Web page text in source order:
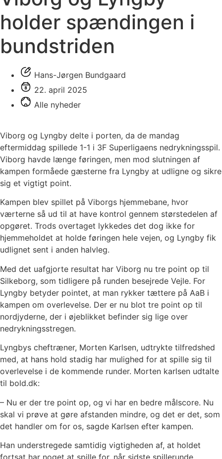
holder spændingen i
bundstriden
Hans-Jørgen Bundgaard
22. april 2025
Alle nyheder
Viborg og Lyngby delte i porten, da de mandag
eftermiddag spillede 1-1 i 3F Superligaens nedrykningsspil.
Viborg havde længe føringen, men mod slutningen af
kampen formåede gæsterne fra Lyngby at udligne og sikre
sig et vigtigt point.
Kampen blev spillet på Viborgs hjemmebane, hvor
værterne så ud til at have kontrol gennem størstedelen af
opgøret. Trods overtaget lykkedes det dog ikke for
hjemmeholdet at holde føringen hele vejen, og Lyngby fik
udlignet sent i anden halvleg.
Med det uafgjorte resultat har Viborg nu tre point op til
Silkeborg, som tidligere på runden besejrede Vejle. For
Lyngby betyder pointet, at man rykker tættere på AaB i
kampen om overlevelse. Der er nu blot tre point op til
nordjyderne, der i øjeblikket befinder sig lige over
nedrykningsstregen.
Lyngbys cheftræner, Morten Karlsen, udtrykte tilfredshed
med, at hans hold stadig har mulighed for at spille sig til
overlevelse i de kommende runder. Morten karlsen udtalte
til bold.dk:
– Nu er der tre point op, og vi har en bedre målscore. Nu
skal vi prøve at gøre afstanden mindre, og det er det, som
det handler om for os, sagde Karlsen efter kampen.
Han understregede samtidig vigtigheden af, at holdet
fortsat har noget at spille for, når sidste spillerunde